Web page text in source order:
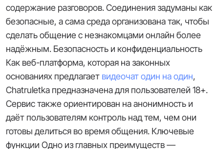
содержание разговоров. Соединения задуманы как
безопасные, а сама среда организована так, чтобы
сделать общение с незнакомцами онлайн более
надёжным. Безопасность и конфиденциальность
Как веб-платформа, которая на законных
основаниях предлагает видеочат один на один,
Chatruletka предназначена для пользователей 18+.
Сервис также ориентирован на анонимность и
даёт пользователям контроль над тем, чем они
готовы делиться во время общения. Ключевые
функции Одно из главных преимуществ —